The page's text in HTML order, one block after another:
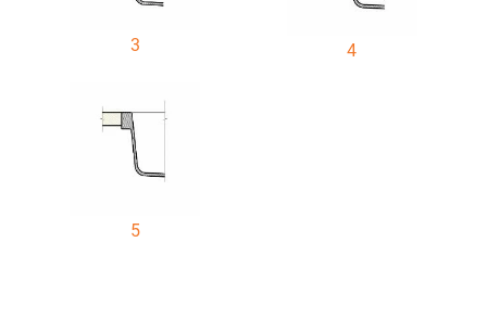
3 4
5